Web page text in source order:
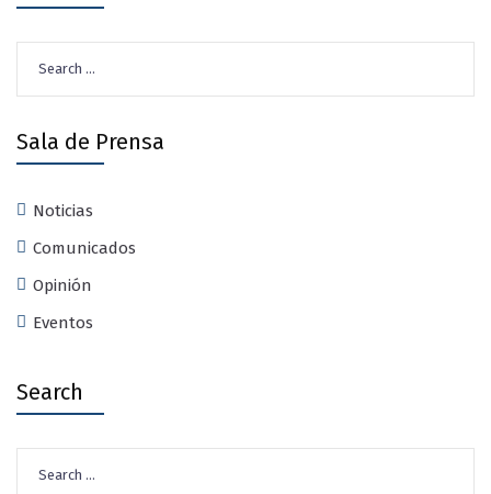
for:
Sala de Prensa
Noticias
Comunicados
Opinión
Eventos
Search
for: